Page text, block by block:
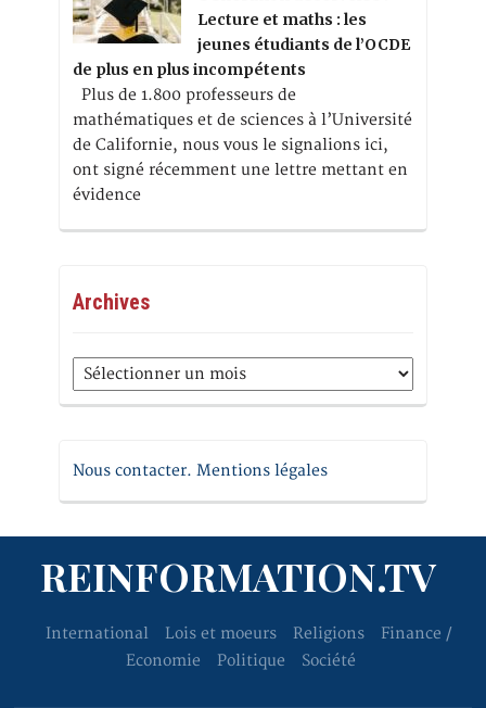
Lecture et maths : les
jeunes étudiants de l’OCDE
de plus en plus incompétents
Plus de 1.800 professeurs de
mathématiques et de sciences à l’Université
de Californie, nous vous le signalions ici,
ont signé récemment une lettre mettant en
évidence
Archives
Archives
Nous contacter. Mentions légales
REINFORMATION.TV
International Lois et moeurs Religions
Finance /
Economie
Politique Société